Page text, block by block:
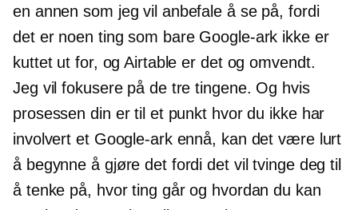
en annen som jeg vil anbefale å se på, fordi
det er noen ting som bare Google-ark ikke er
kuttet ut for, og Airtable er det og omvendt.
Jeg vil fokusere på de tre tingene. Og hvis
prosessen din er til et punkt hvor du ikke har
involvert et Google-ark ennå, kan det være lurt
å begynne å gjøre det fordi det vil tvinge deg til
å tenke på, hvor ting går og hvordan du kan